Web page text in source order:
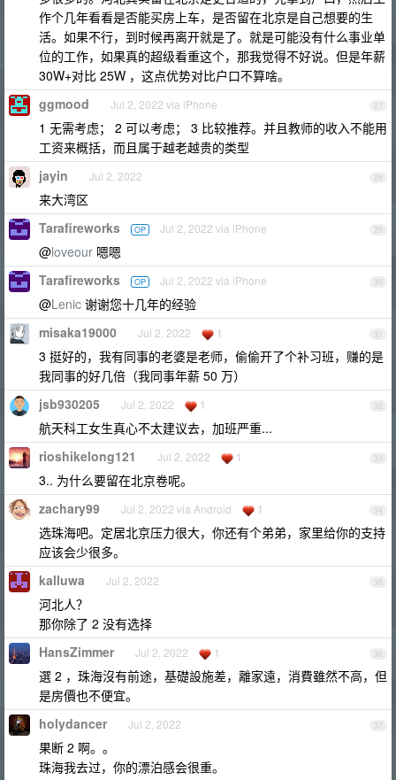
作个几年看看是否能买房上车，是否留在北京是自己想要的生
活。如果不行，到时候再离开就是了。就是可能没有什么事业单
位的工作，如果真的超级看重这个，那我觉得不好说。但是年薪
30W+对比 25W ，这点优势对比户口不算啥。
27
ggmood Jul 2, 2022 via iPhone
1 无需考虑； 2 可以考虑； 3 比较推荐。并且教师的收入不能用
工资来概括，而且属于越老越贵的类型
28
jayin Jul 2, 2022
来大湾区
29
Tarafireworks OP Jul 2, 2022 via iPhone
@loveour 嗯嗯
30
Tarafireworks OP Jul 2, 2022 via iPhone
@Lenic 谢谢您十几年的经验
31
misaka19000 Jul 2, 2022 1
3 挺好的，我有同事的老婆是老师，偷偷开了个补习班，赚的是
我同事的好几倍（我同事年薪 50 万）
32
jsb930205 Jul 2, 2022 1
航天科工女生真心不太建议去，加班严重...
33
rioshikelong121 Jul 2, 2022 1
3.. 为什么要留在北京卷呢。
34
zachary99 Jul 2, 2022 via Android 1
选珠海吧。定居北京压力很大，你还有个弟弟，家里给你的支持
应该会少很多。
35
kalluwa Jul 2, 2022
河北人？
那你除了 2 没有选择
36
HansZimmer Jul 2, 2022 1
選 2 ，珠海沒有前途，基礎設施差，離家遠，消費雖然不高，但
是房價也不便宜。
37
holydancer Jul 2, 2022
果断 2 啊。。
珠海我去过，你的漂泊感会很重。